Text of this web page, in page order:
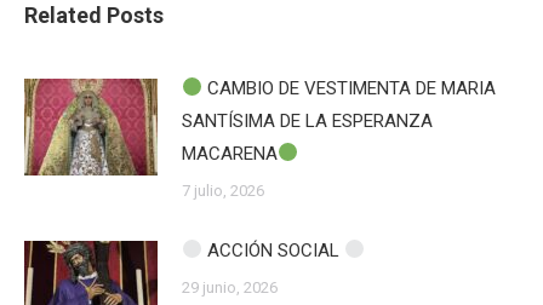
Related Posts
CAMBIO DE VESTIMENTA DE MARIA
SANTÍSIMA DE LA ESPERANZA
MACARENA
7 julio, 2026
ACCIÓN SOCIAL
29 junio, 2026